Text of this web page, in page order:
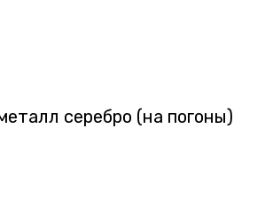
серебро (на погоны)